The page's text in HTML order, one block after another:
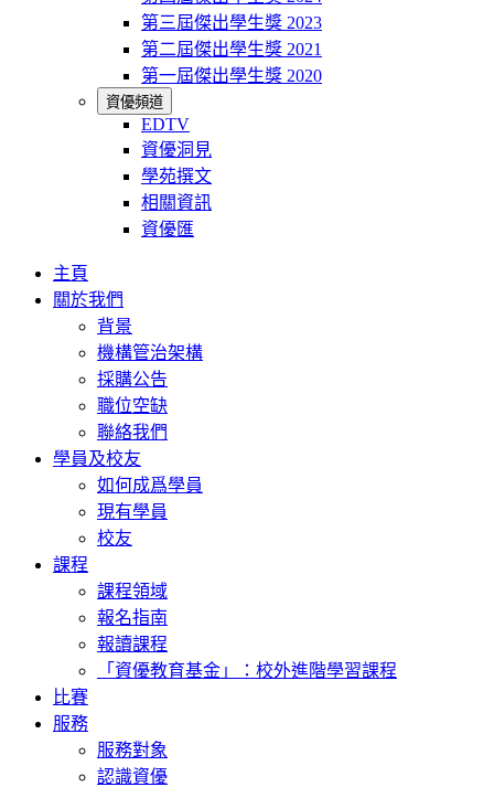
第三屆傑出學生獎 2023
第二屆傑出學生獎 2021
第一屆傑出學生獎 2020
資優頻道
EDTV
資優洞見
學苑撰文
相關資訊
資優匯
主頁
關於我們
背景
機構管治架構
採購公告
職位空缺
聯絡我們
學員及校友
如何成爲學員
現有學員
校友
課程
課程領域
報名指南
報讀課程
「資優教育基金」：校外進階學習課程
比賽
服務
服務對象
認識資優